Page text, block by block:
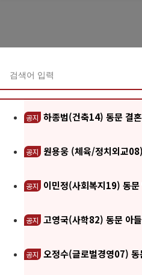
공지 하종범(건축14) 동문 결
공지 원용웅 (체육/정치외교
공지 이민정(사회복지19) 동문
공지 고영국(사학82) 동문 아
공지 오정수(글로벌경영07) 동